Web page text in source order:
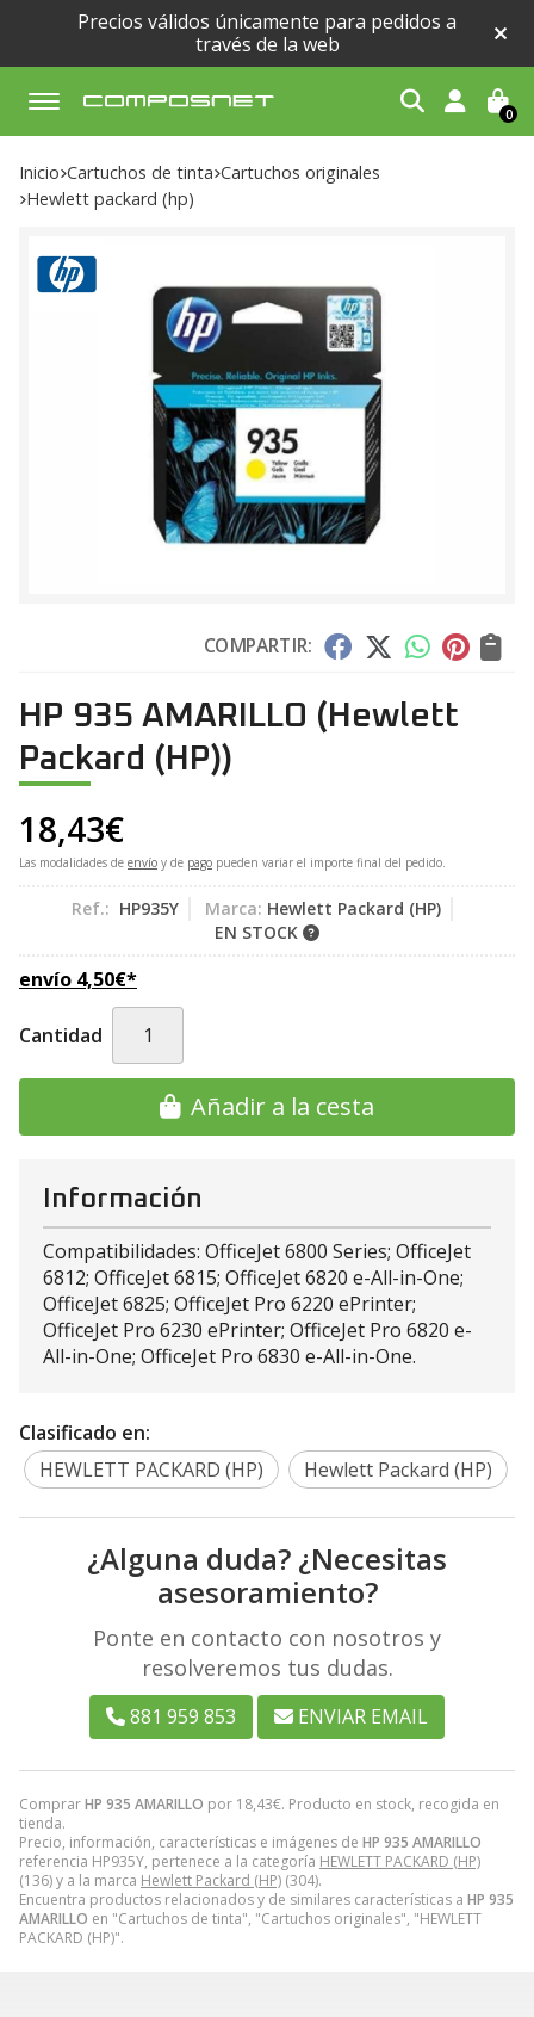
Precios válidos únicamente para pedidos a
través de la web
Buscar 0
Inicio cartuchos de tinta
cartuchos originales
hewlett packard (hp)
COMPARTIR:
HP 935 AMARILLO (Hewlett
Packard (HP))
18,43€
Las modalidades de envío y de pago pueden variar el importe final del pedido.
Ref.: HP935Y Marca: Hewlett Packard (HP)
EN STOCK
envío 4,50€*
Cantidad
Añadir a la cesta
ComprarHP 935 AMARILLO por 18,43€. Producto en stock, recogida en
tienda.
Precio, información, características e imágenes de HP 935 AMARILLO
referencia HP935Y, pertenece a la categoría HEWLETT PACKARD (HP)
(136) y a la marca Hewlett Packard (HP) (304).
Encuentra productos relacionados y de similares características a HP 935
AMARILLO en "Cartuchos de tinta", "Cartuchos originales", "HEWLETT
PACKARD (HP)".
Información
Compatibilidades: OfficeJet 6800 Series; OfficeJet
6812; OfficeJet 6815; OfficeJet 6820 e-All-in-One;
OfficeJet 6825; OfficeJet Pro 6220 ePrinter;
OfficeJet Pro 6230 ePrinter; OfficeJet Pro 6820 e-
All-in-One; OfficeJet Pro 6830 e-All-in-One.
Clasificado en:
HEWLETT PACKARD (HP)
Hewlett Packard (HP)
¿Alguna duda? ¿Necesitas
asesoramiento?
Ponte en contacto con nosotros y
resolveremos tus dudas.
881 959 853 ENVIAR EMAIL